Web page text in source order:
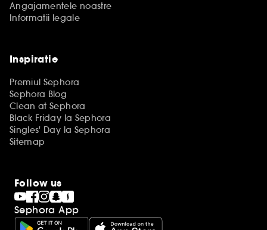
Angajamentele noastre
Informatii legale
Inspiratie
Premiul Sephora
Sephora Blog
Clean at Sephora
Black Friday la Sephora
Singles' Day la Sephora
Sitemap
Follow us
Sephora App